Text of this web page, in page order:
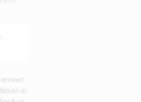
en met
en in